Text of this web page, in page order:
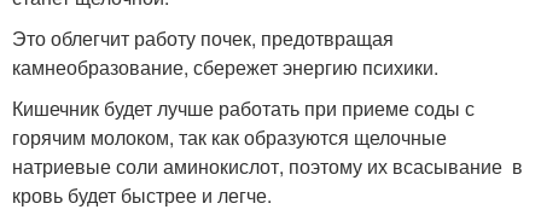
Это облегчит работу почек, предотвращая
камнеобразование, сбережет энергию психики.
Кишечник будет лучше работать при приеме соды с
горячим молоком, так как образуются щелочные
натриевые соли аминокислот, поэтому их всасывание в
кровь будет быстрее и легче.